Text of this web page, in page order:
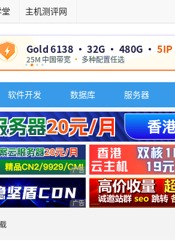
主机测评网
软件开发 数据库 服务器
广告 商业广告，理性选择
广告 商业广告，理性选择